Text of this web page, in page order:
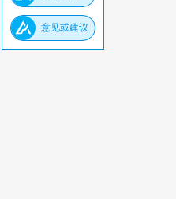
意见或建议